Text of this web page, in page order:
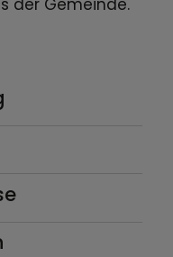
der Gemeinde.